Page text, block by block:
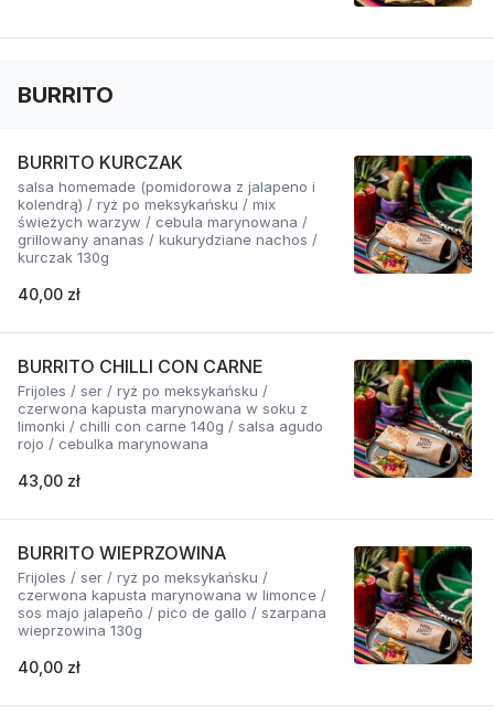
BURRITO
BURRITO KURCZAK
salsa homemade (pomidorowa z jalapeno i
kolendrą) / ryż po meksykańsku / mix
świeżych warzyw / cebula marynowana /
grillowany ananas / kukurydziane nachos /
kurczak 130g
40,00 zł
BURRITO CHILLI CON CARNE
Frijoles / ser / ryż po meksykańsku /
czerwona kapusta marynowana w soku z
limonki / chilli con carne 140g / salsa agudo
rojo / cebulka marynowana
43,00 zł
BURRITO WIEPRZOWINA
Frijoles / ser / ryż po meksykańsku /
czerwona kapusta marynowana w limonce /
sos majo jalapeño / pico de gallo / szarpana
wieprzowina 130g
40,00 zł